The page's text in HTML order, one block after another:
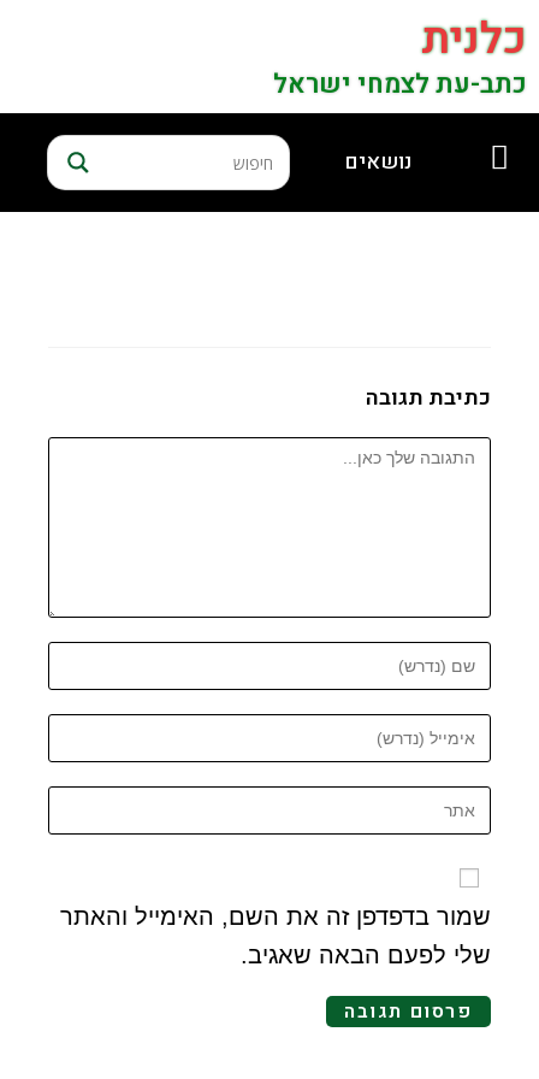
כלנית
כתב-עת לצמחי ישראל
נושאים
כתיבת תגובה
שמור בדפדפן זה את השם, האימייל והאתר
שלי לפעם הבאה שאגיב.